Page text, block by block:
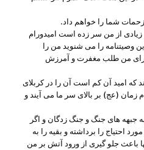
شما را خواهم داد.
از من سر زده است امیدورام
وصیتنامه را می شنوید من را
برای من طلب مغفرت و آمرزش
که امید آن کم است آن را در کربلای
(عج) بر بالای سر ما می آیند و
جبهه های جنگ و جنگ زدگان و اگر
احتیاج را برداشته و بقیه را به
باعث جلو گیری از ورود آتش بر من